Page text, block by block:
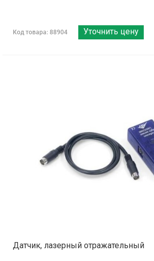
Код товара: 88904 Уточнить цену
Датчик, лазерный отражательный